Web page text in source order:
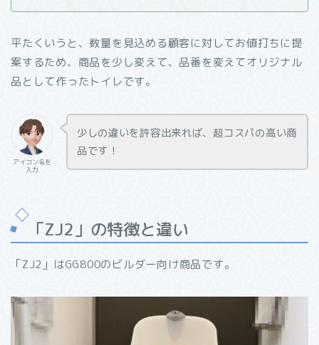
平たくいうと、数量を見込める顧客に対してお値打ちに提
案するため、商品を少し変えて、品番を変えてオリジナル
品として作ったトイレです。
アイコン名を
入力
少しの違いを許容出来れば、超コスパの高い商
品です！
「ZJ2」の特徴と違い
「ZJ2」はGG800のビルダー向け商品です。